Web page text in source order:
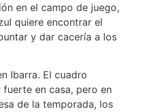
en el campo de juego,
quiere encontrar el
y dar cacería a los
Ibarra. El cuadro
fuerte en casa, pero en
de la temporada, los